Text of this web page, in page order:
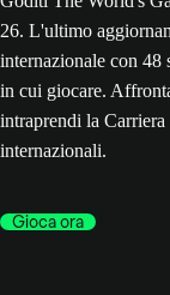
26. L'ultimo
internazionale con 48
in cui giocare.
intraprendi la
internazionali.
Gioca ora